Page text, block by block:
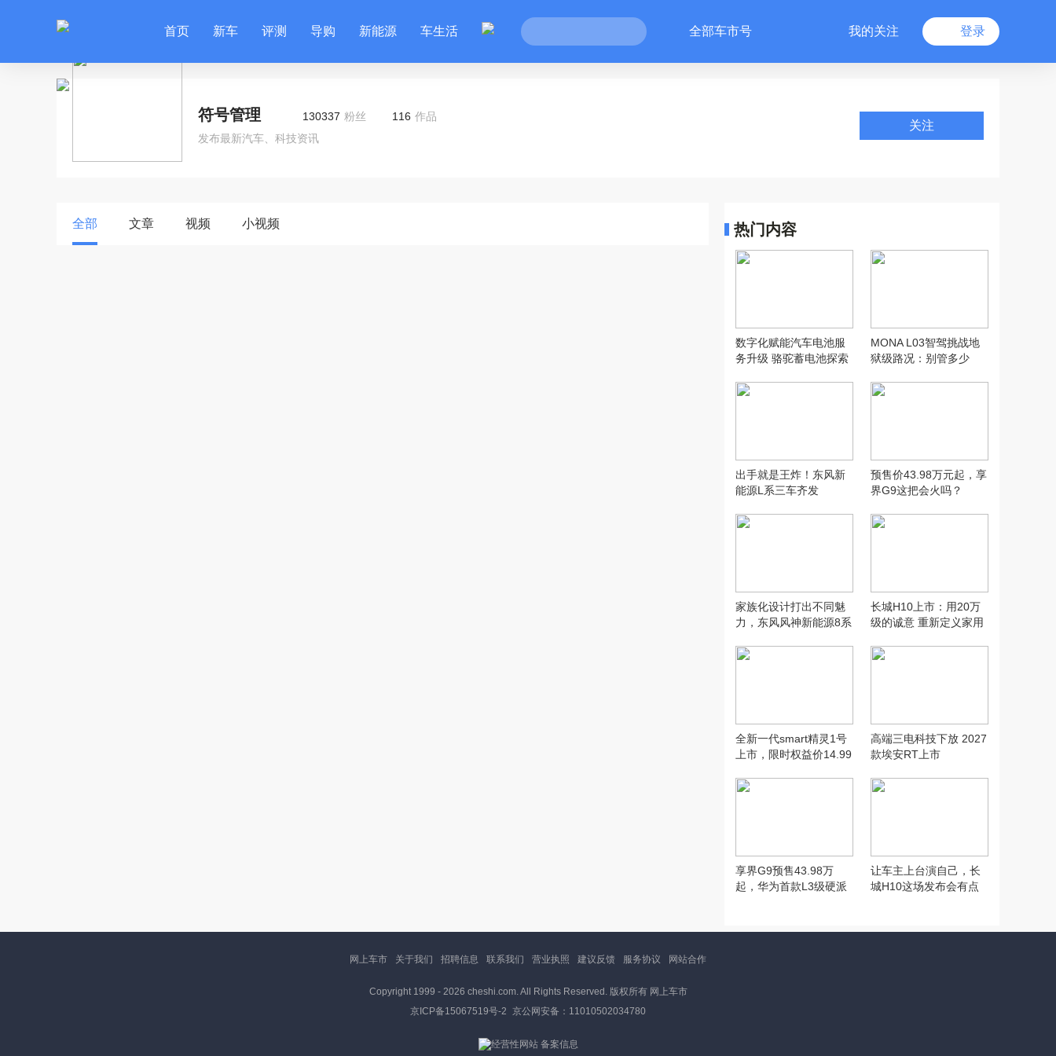
首页 新车 评测 导购 新能源 车生活 全部车市号 我的关注 登录
符号管理 130337 粉丝 116 作品
发布最新汽车、科技资讯
关注
全部 文章 视频 小视频 热门内容
数字化赋能汽车电池服
务升级 骆驼蓄电池探索
MONA L03智驾挑战地
狱级路况：别管多少
驾
出手就是王炸！东风新
能源L系三车齐发
预售价43.98万元起，享
界G9这把会火吗？
家族化设计打出不同魅
力，东风风神新能源8系
长城H10上市：用20万
级的诚意 重新定义家用
全新一代smart精灵1号
上市，限时权益价14.99
高端三电科技下放 2027
款埃安RT上市
享界G9预售43.98万
起，华为首款L3级硬派
让车主上台演自己，长
城H10这场发布会有点
网上车市 关于我们 招聘信息 联系我们 营业执照 建议反馈 服务协议 网站合作
Copyright 1999 - 2026 cheshi.com. All Rights Reserved. 版权所有 网上车市
京ICP备15067519号-2 京公网安备：11010502034780